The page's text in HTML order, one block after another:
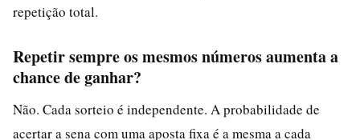
repetição total.
Repetir sempre os mesmos números aumenta a
chance de ganhar?
Não. Cada sorteio é independente. A probabilidade de
acertar a sena com uma aposta fixa é a mesma a cada